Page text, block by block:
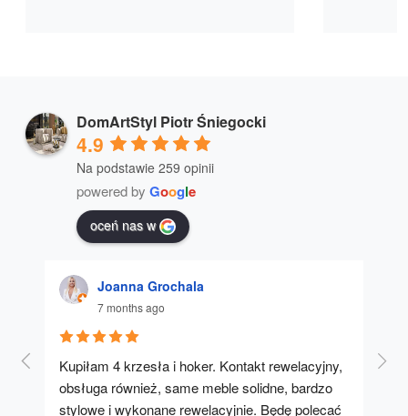
DomArtStyl Piotr Śniegocki
4.9
Na podstawie 259 opinii
powered by Google
oceń nas w
Joanna Grochala
7 months ago
Kupiłam 4 krzesła i hoker. Kontakt rewelacyjny,
obsługa również, same meble solidne, bardzo
stylowe i wykonane rewelacyjnie. Będę polecać
A